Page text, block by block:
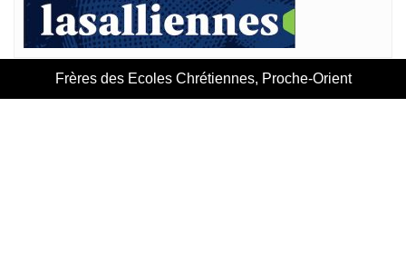
Frères des Ecoles Chrétiennes, Proche-Orient